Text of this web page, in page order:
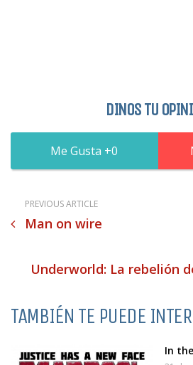
DINOS TU
0
PREVIOUS ARTICLE
Man on wire
Underworld: La rebelión
TAMBIÉN TE PUEDE
In